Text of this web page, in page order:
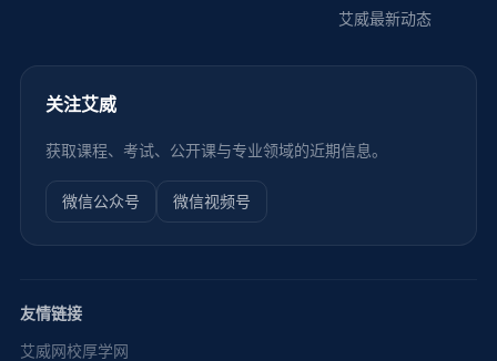
艾威最新动态
关注艾威
获取课程、考试、公开课与专业领域的近期信息。
微信公众号 微信视频号
友情链接
艾威网校厚学网